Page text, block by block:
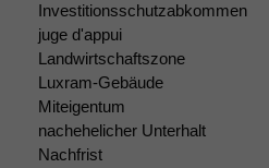
Investitionsschutzabkommen
juge d'appui
Landwirtschaftszone
Luxram-Gebäude
Miteigentum
nachehelicher Unterhalt
Nachfrist